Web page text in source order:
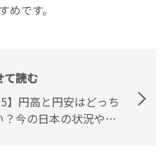
です。
て読む
】円高と円安はどっち
？今の日本の状況や金